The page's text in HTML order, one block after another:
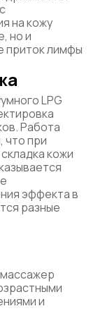
на кожу
но и
приток лимфы
LPG
Работа
что при
кожи
эффекта в
разные
и